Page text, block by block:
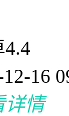
16
详情